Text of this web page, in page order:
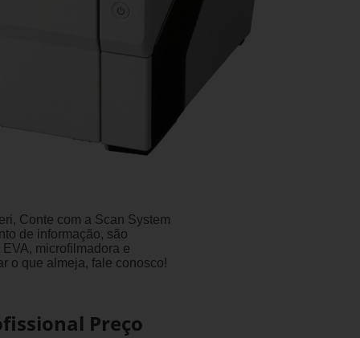
Conte com a Scan System
de informação, são
microfilmadora e
o que almeja, fale conosco!
Preço